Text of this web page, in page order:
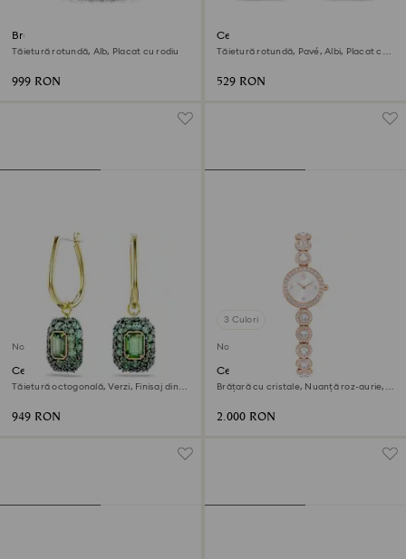
Brățară Matrix Tennis
Tăietură rotundă, Alb, Placat cu rodiu
999 RON
Cercei stud Una Angelic
Tăietură rotundă, Pavé, Albi, Placat cu
529 RON
Nou
Cercei cu drop Sublima
Tăietură octogonală, Verzi, Finisaj din
949 RON
3 Culori
Nou
Ceas Una Angelic
Brățară cu cristale, Nuanță roz-aurie,
2.000 RON